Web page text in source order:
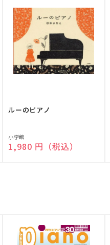
ルーのピアノ
販
売
小学館
通常価格
1,980 円（税込）